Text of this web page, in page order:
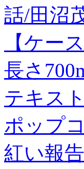
話/田沼
【ケー
長さ
テキス
ポップ
紅い報